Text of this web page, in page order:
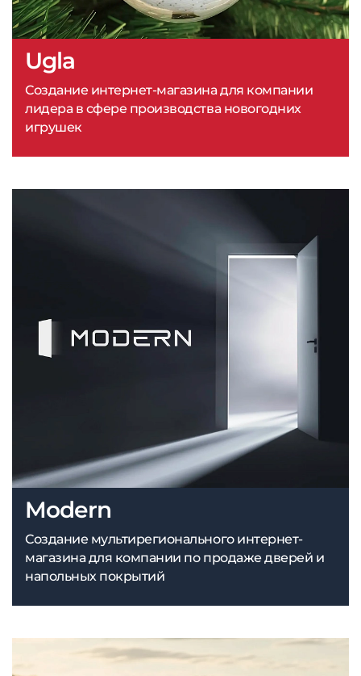
Ugla
Создание интернет-магазина для компании
лидера в сфере производства новогодних
игрушек
Modern
Создание мультирегионального интернет-
магазина для компании по продаже дверей и
напольных покрытий